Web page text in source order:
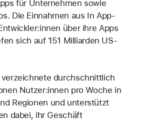
für Unternehmen sowie
Die Einnahmen aus In App-
über ihre Apps
sich auf 151 Milliarden US-
verzeichnete durchschnittlich
Nutzer:innen pro Woche in
Regionen und unterstützt
dabei, ihr Geschäft